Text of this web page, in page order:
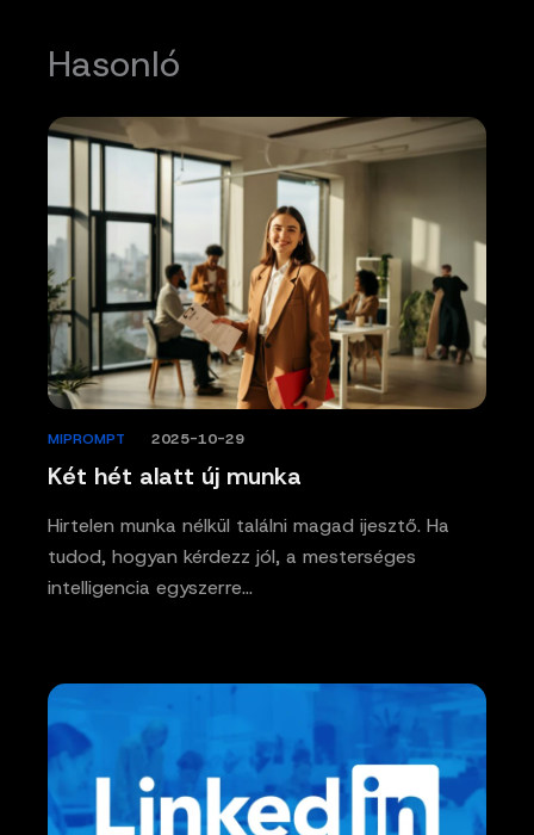
Hasonló
Két hét alatt új munka
MIPROMPT 2025-10-29
Hirtelen munka nélkül találni magad ijesztő. Ha
tudod, hogyan kérdezz jól, a mesterséges
intelligencia egyszerre…